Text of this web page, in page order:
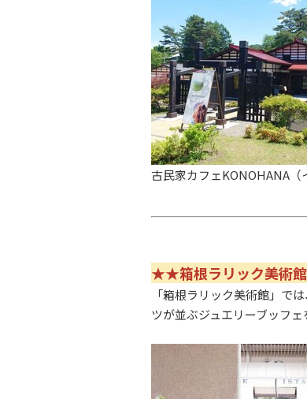
古民家カフェKONOHANA（
★★箱根ラリック美術
「箱根ラリック美術館」で
ツが並ぶジュエリーブッフ